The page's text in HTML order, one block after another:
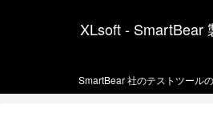
XLsoft - SmartBear
SmartBear 社のテストツール